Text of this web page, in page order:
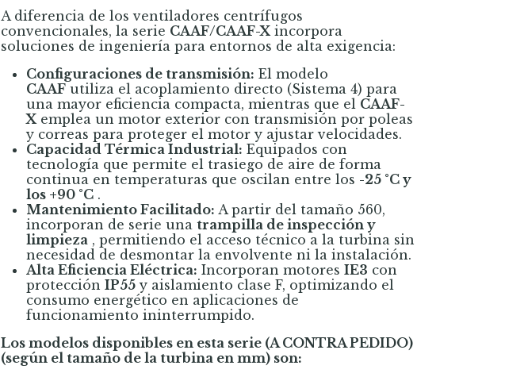
A diferencia de los ventiladores centrífugos
convencionales, la serie CAAF/CAAF-Xincorpora
soluciones de ingeniería para entornos de alta exigencia:
Configuraciones de transmisión: El modelo
CAAF utiliza el acoplamiento directo (Sistema 4) para
una mayor eficiencia compacta, mientras que el CAAF-
Xemplea un motor exterior con transmisión por poleas
y correas para proteger el motor y ajustar velocidades.
Capacidad Térmica Industrial: Equipados con
tecnología que permite el trasiego de aire de forma
continua en temperaturas que oscilan entre los -25 °C y
los +90 °C .
Mantenimiento Facilitado: A partir del tamaño 560,
incorporan de serie una trampilla de inspección y
limpieza , permitiendo el acceso técnico a la turbina sin
necesidad de desmontar la envolvente ni la instalación.
Alta Eficiencia Eléctrica: Incorporan motores IE3 con
protección IP55 y aislamiento clase F, optimizando el
consumo energético en aplicaciones de
funcionamiento ininterrumpido.
Los modelos disponibles en esta serie (A CONTRA PEDIDO)
(según el tamaño de la turbina en mm) son: